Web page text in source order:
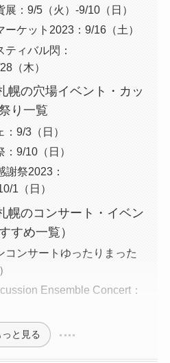
：9/5（火）-9/10（日）
ーケット2023：9/16（土）
ティバル閃：
（木）
幌の穴場イベント・カッ
り一覧
9/3（日）
9/10（日）
謝祭2023：
1（日）
幌のコンサート・イベン
すめ一覧）
コンサートゆったりまった
Ensemble Concert：
っと見る